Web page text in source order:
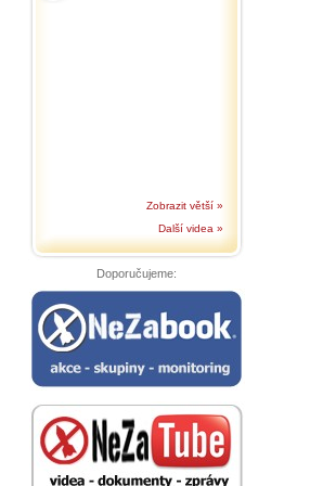
Zobrazit větší »
Další videa »
Doporučujeme: